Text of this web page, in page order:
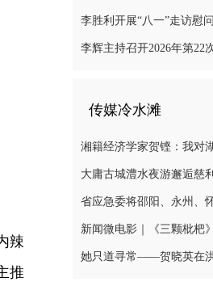
辣
推
李胜利开展“八一”走访慰
李辉主持召开2026年第22
传媒冷水滩
新闻微电影｜《三颗枇杷》